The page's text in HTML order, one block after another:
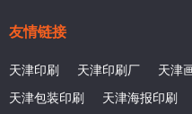
友情链接
天津印刷 天津印刷厂 天津
天津包装印刷
天津海报印刷